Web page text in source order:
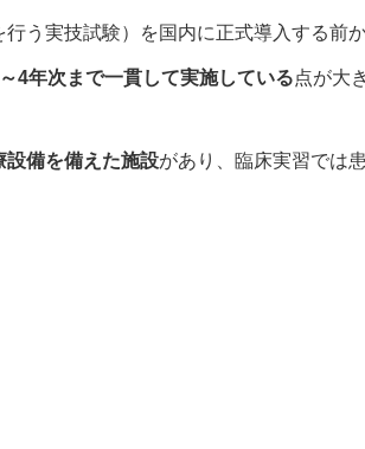
う実技試験）を国内に正式導入する前
4年次まで一貫して実施している点が大
設備を備えた施設があり、臨床実習では